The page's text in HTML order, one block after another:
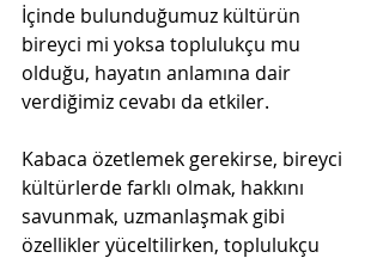
İçinde bulunduğumuz kültürün
bireyci mi yoksa toplulukçu mu
olduğu, hayatın anlamına dair
verdiğimiz cevabı da etkiler.
Kabaca özetlemek gerekirse, bireyci
kültürlerde farklı olmak, hakkını
savunmak, uzmanlaşmak gibi
özellikler yüceltilirken, toplulukçu